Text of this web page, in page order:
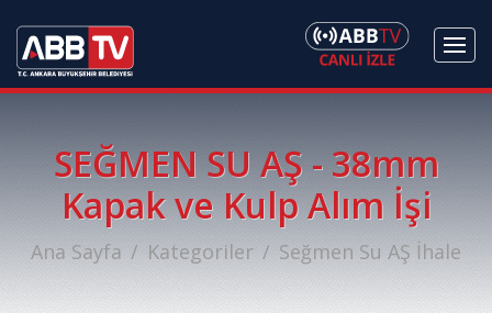
SEĞMEN SU AŞ - 38mm
Kapak ve Kulp Alım İşi
Ana Sayfa Kategoriler Seğmen Su AŞ İhale